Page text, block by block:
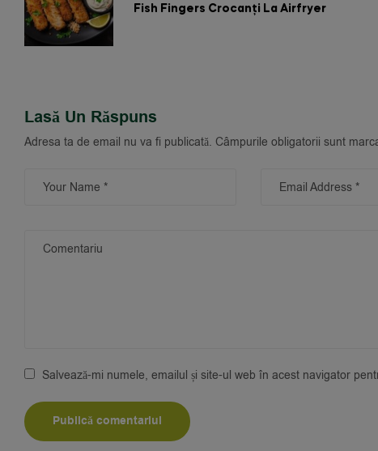
Fish Fingers Crocanți La Airfryer
Lasă Un Răspuns
Adresa ta de email nu va fi publicată. Câmpurile obligatorii sunt
Salvează-mi numele, emailul și site-ul web în acest navigator